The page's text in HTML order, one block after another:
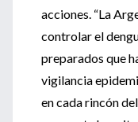
acciones. “La
controlar el
preparados que
vigilancia
en cada rincón